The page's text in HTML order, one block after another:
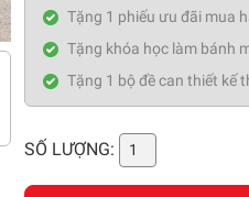
Tặng 1 phiếu ưu đãi mua
Tặng khóa học làm bánh
Tặng 1 bộ đề can thiết kế
SỐ LƯỢNG: